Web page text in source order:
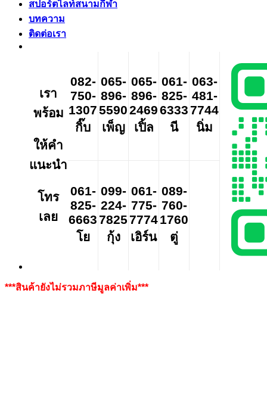
สปอร์ตไลท์สนามกีฬา
บทความ
ติดต่อเรา
เรา
พร้อม
ให้คำ
แนะนำ
โทร
เลย
082-
750-
1307
กิ๊บ
065-
896-
5590
เพ็ญ
065-
896-
2469
เปิ้ล
061-
825-
6333
นี
063-
481-
7744
นิ่ม
061-
825-
6663
โย
099-
224-
7825
กุ้ง
061-
775-
7774
เอิร์น
089-
760-
1760
ตู่
***สินค้ายังไม่รวมภาษีมูลค่าเพิ่ม***